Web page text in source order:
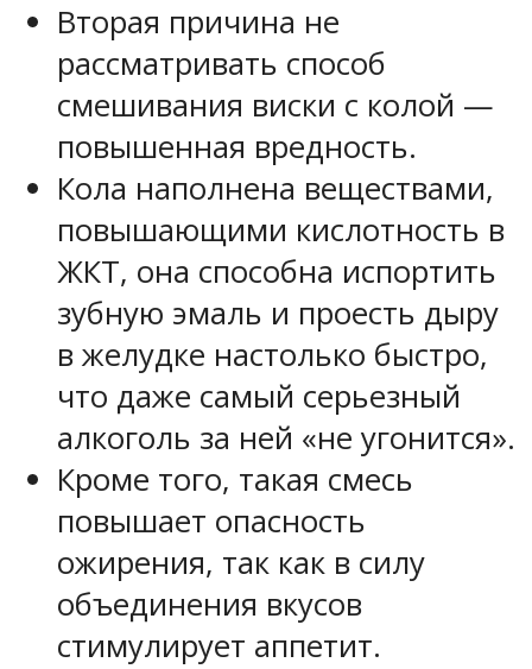
Вторая причина не
рассматривать способ
смешивания виски с колой —
повышенная вредность.
Кола наполнена веществами,
повышающими кислотность в
ЖКТ, она способна испортить
зубную эмаль и проесть дыру
в желудке настолько быстро,
что даже самый серьезный
алкоголь за ней «не угонится».
Кроме того, такая смесь
повышает опасность
ожирения, так как в силу
объединения вкусов
стимулирует аппетит.